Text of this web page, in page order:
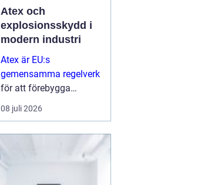
Atex och
explosionsskydd i
modern industri
Atex är EU:s
gemensamma regelverk
för att förebygga
explosioner i
arbetsmiljöer där
vätskor eller damm kan
skapa risker...
08 juli 2026